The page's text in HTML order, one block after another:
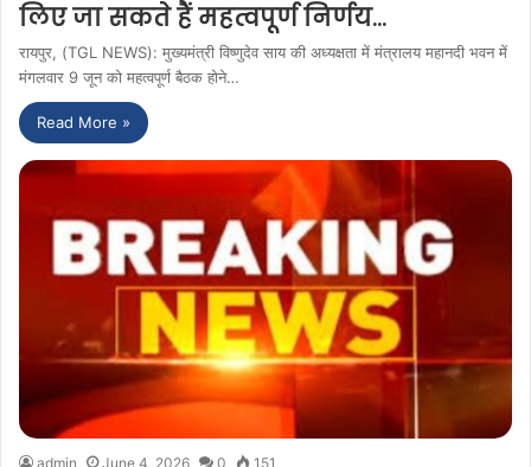
लिए जा सकते हैं महत्वपूर्ण निर्णय…
रायपुर, (TGL NEWS): मुख्यमंत्री विष्णुदेव साय की अध्यक्षता में मंत्रालय महानदी भवन में
मंगलवार 9 जून को महत्वपूर्ण बैठक होने…
Read More »
admin June 4, 2026 0 151